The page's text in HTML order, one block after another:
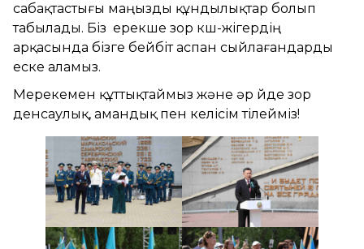
сабақтастығы маңызды құндылықтар болып
табылады. Біз ерекше зор күш-жігердің
арқасында бізге бейбіт аспан сыйлағандарды
еске аламыз.
Мерекемен құттықтаймыз және әр үйде зор
денсаулық, амандық пен келісім тілейміз!